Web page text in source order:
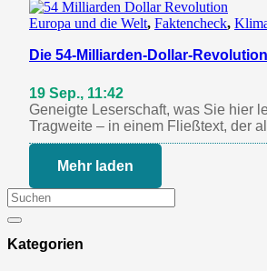
Europa und die Welt, Faktencheck,
Die 54-Milliarden-Dollar-
19 Sep., 11:42
Geneigte Leserschaft, was Sie hier
Tragweite – in einem Fließtext, der
Mehr laden
Kategorien